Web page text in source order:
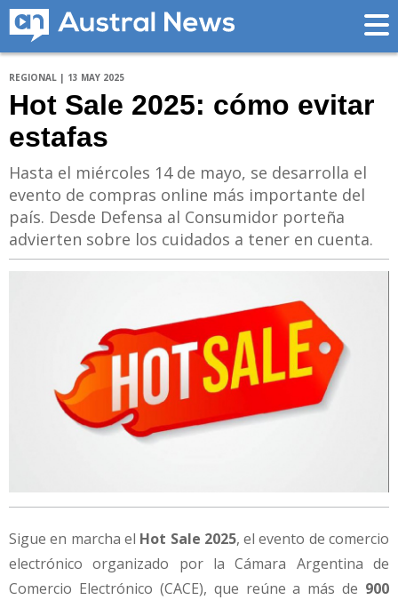
REGIONAL | 13 MAY 2025
Hot Sale 2025: cómo evitar
estafas
Hasta el miércoles 14 de mayo, se desarrolla el
evento de compras online más importante del
país. Desde Defensa al Consumidor porteña
advierten sobre los cuidados a tener en cuenta.
Sigue en marcha el Hot Sale 2025, el evento de comercio
electrónico organizado por la Cámara Argentina de
Comercio Electrónico (CACE), que reúne a más de 900